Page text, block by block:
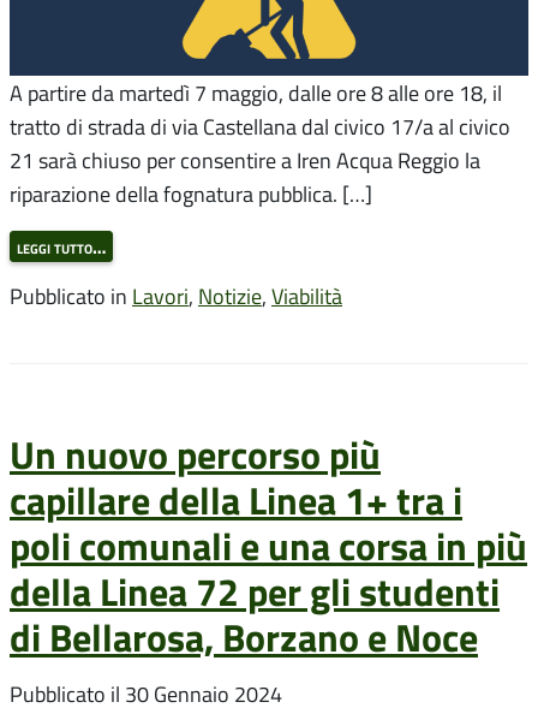
A partire da martedì 7 maggio, dalle ore 8 alle ore 18, il
tratto di strada di via Castellana dal civico 17/a al civico
21 sarà chiuso per consentire a Iren Acqua Reggio la
riparazione della fognatura pubblica. […]
leggi tutto…
Pubblicato in Lavori, Notizie, Viabilità
Un nuovo percorso più
capillare della Linea 1+ tra i
poli comunali e una corsa in più
della Linea 72 per gli studenti
di Bellarosa, Borzano e Noce
Pubblicato il 30 Gennaio 2024